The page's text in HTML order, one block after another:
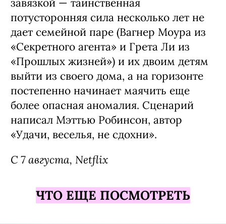
потусторонняя сила несколько лет не
дает семейной паре (Вагнер Моура из
«Секретного агента» и Грета Ли из
«Прошлых жизней») и их двоим детям
выйти из своего дома, а на горизонте
постепенно начинает маячить еще
более опасная аномалия. Сценарий
написал Мэттью Робинсон, автор
«Удачи, веселья, не сдохни».
С 7 августа, Netflix
ЧТО ЕЩЕ ПОСМОТРЕТЬ